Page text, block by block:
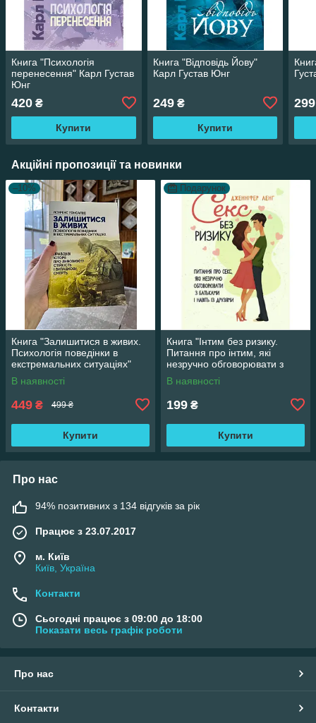
Книга "Психологія
перенесення" Карл Густав
Юнг
420 ₴
Купити
Книга "Відповідь Йову"
Карл Густав Юнг
249₴
Купити
299
Акційні пропозиції та новинки
–10%
Книга "Залишитися в живих.
Психологія поведінки в
екстремальних ситуаціях"
Лоуренс Гонсалес
В наявності
449 ₴ 499 ₴
Купити
Подарунок
Книга "Інтим без ризику.
Питання про інтим, які
незручно обговорювати з
батьками і навіть із друзями"
В наявності
199 ₴
Купити
Про нас
94% позитивних з 134 відгуків за рік
Працює з 23.07.2017
м. Київ
Київ, Україна
Контакти
Сьогодні працює з 09:00 до 18:00
Показати весь графік роботи
Про нас
Контакти